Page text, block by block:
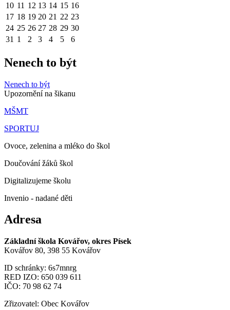
10 11 12 13 14 15 16
17 18 19 20 21 22 23
24 25 26 27 28 29 30
31 1 2 3 4 5 6
Nenech to být
Nenech to být
Upozornění na šikanu
MŠMT
SPORTUJ
Ovoce, zelenina a mléko do škol
Doučování žáků škol
Digitalizujeme školu
Invenio - nadané děti
Adresa
Základní škola Kovářov, okres Písek
Kovářov 80, 398 55 Kovářov
ID schránky: 6s7mnrg
RED IZO: 650 039 611
IČO: 70 98 62 74
Zřizovatel: Obec Kovářov